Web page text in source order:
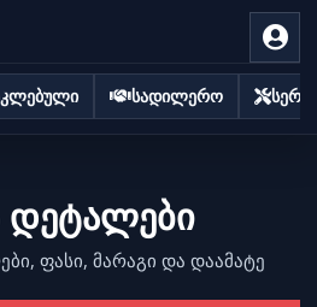
სადილერო
ფასი, მარაგი და დაამატე